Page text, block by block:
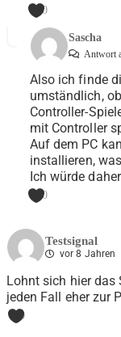
0
Sascha
Antwort
Also ich finde
umständlich,
Controller-
mit Controller
Auf dem PC
installieren,
Ich würde
0
Testsignal
vor 8 Jahren
Lohnt sich hier das
jeden Fall eher zur
0